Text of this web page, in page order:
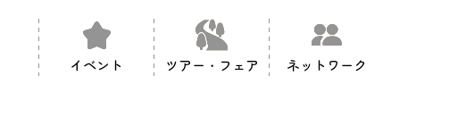
イベント ツアー・フェア ネットワーク